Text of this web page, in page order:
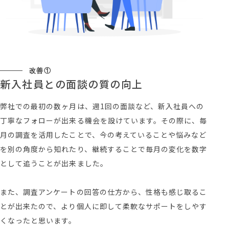
改善①
新入社員との面談の質の向上
弊社での最初の数ヶ月は、週1回の面談など、新入社員への
丁寧なフォローが出来る機会を設けています。その際に、毎
月の調査を活用したことで、今の考えていることや悩みなど
を別の角度から知れたり、継続することで毎月の変化を数字
として追うことが出来ました。
また、調査アンケートの回答の仕方から、性格も感じ取るこ
とが出来たので、より個人に即して柔軟なサポートをしやす
くなったと思います。